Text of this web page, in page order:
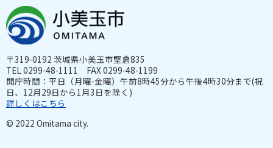
〒319-0192 茨城県小美玉市堅倉835
TEL 0299-48-1111 FAX 0299-48-1199
開庁時間：平日（月曜-金曜）午前8時45分から午後4時30分まで(祝
日、12月29日から1月3日を除く)
詳しくはこちら
© 2022 Omitama city.